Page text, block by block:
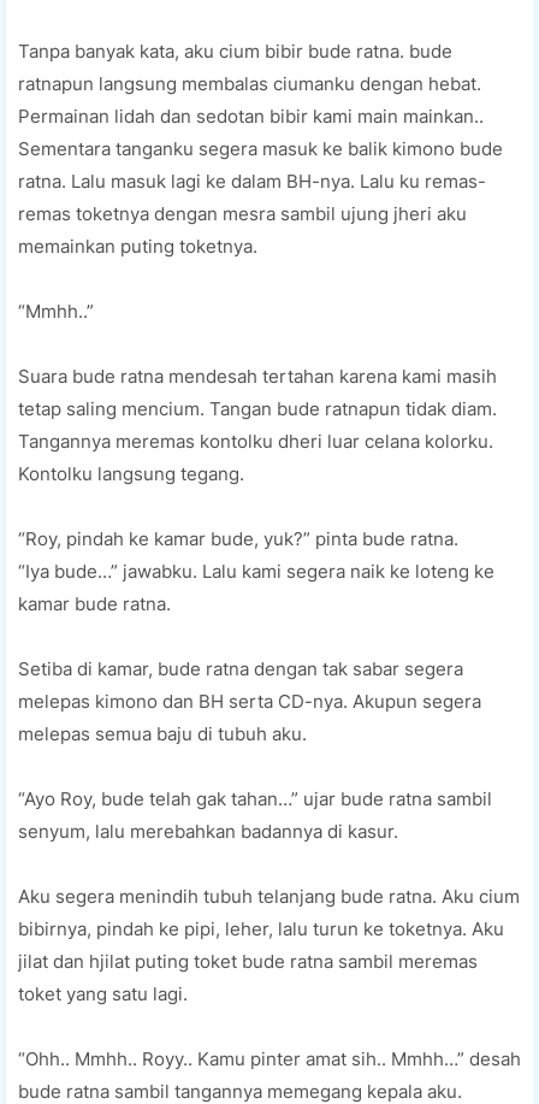
Tanpa banyak kata, aku cium bibir bude ratna. bude
ratnapun langsung membalas ciumanku dengan hebat.
Permainan lidah dan sedotan bibir kami main mainkan..
Sementara tanganku segera masuk ke balik kimono bude
ratna. Lalu masuk lagi ke dalam BH-nya. Lalu ku remas-
remas toketnya dengan mesra sambil ujung jheri aku
memainkan puting toketnya.
“Mmhh..”
Suara bude ratna mendesah tertahan karena kami masih
tetap saling mencium. Tangan bude ratnapun tidak diam.
Tangannya meremas kontolku dheri luar celana kolorku.
Kontolku langsung tegang.
“Roy, pindah ke kamar bude, yuk?” pinta bude ratna.
“Iya bude…” jawabku. Lalu kami segera naik ke loteng ke
kamar bude ratna.
Setiba di kamar, bude ratna dengan tak sabar segera
melepas kimono dan BH serta CD-nya. Akupun segera
melepas semua baju di tubuh aku.
“Ayo Roy, bude telah gak tahan…” ujar bude ratna sambil
senyum, lalu merebahkan badannya di kasur.
Aku segera menindih tubuh telanjang bude ratna. Aku cium
bibirnya, pindah ke pipi, leher, lalu turun ke toketnya. Aku
jilat dan hjilat puting toket bude ratna sambil meremas
toket yang satu lagi.
“Ohh.. Mmhh.. Royy.. Kamu pinter amat sih.. Mmhh…” desah
bude ratna sambil tangannya memegang kepala aku.